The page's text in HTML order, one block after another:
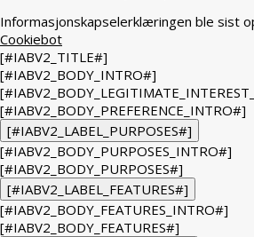
Informasjonskapselerklæringen ble sist
Cookiebot
[#IABV2_TITLE#]
[#IABV2_BODY_INTRO#]
[#IABV2_BODY_PREFERENCE_INTRO#]
[#IABV2_LABEL_PURPOSES#]
[#IABV2_BODY_PURPOSES_INTRO#]
[#IABV2_BODY_PURPOSES#]
[#IABV2_LABEL_FEATURES#]
[#IABV2_BODY_FEATURES_INTRO#]
[#IABV2_BODY_FEATURES#]